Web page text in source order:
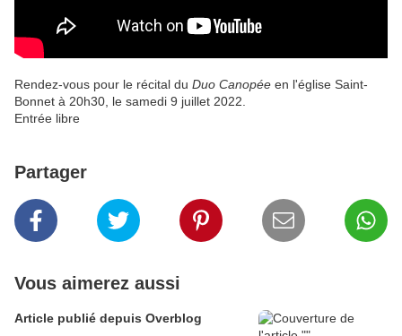
Rendez-vous pour le récital du Duo Canopée en l'église Saint-
Bonnet à 20h30, le samedi 9 juillet 2022.
Entrée libre
Partager
Vous aimerez aussi
Article publié depuis Overblog